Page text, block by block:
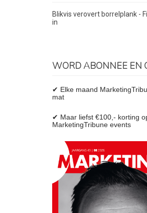
Blikvis verovert borrelplank -
in
WORD ABONNEE EN
✔ Elke maand
mat
✔ Maar liefst €100,- korting
MarketingTribune events